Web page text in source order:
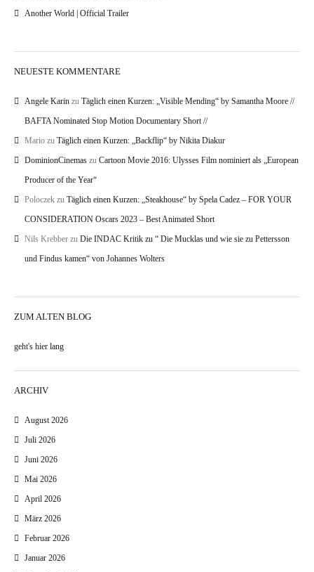
Another World | Official Trailer
NEUESTE KOMMENTARE
Angele Karin zu Täglich einen Kurzen: „Visible Mending“ by Samantha Moore //
BAFTA Nominated Stop Motion Documentary Short //
Mario zu Täglich einen Kurzen: „Backflip“ by Nikita Diakur
DominionCinemas zu Cartoon Movie 2016: Ulysses Film nominiert als „European
Producer of the Year“
Poloczek zu Täglich einen Kurzen: „Steakhouse“ by Spela Cadez – FOR YOUR
CONSIDERATION Oscars 2023 – Best Animated Short
Nils Krebber zu Die INDAC Kritik zu “ Die Mucklas und wie sie zu Pettersson
und Findus kamen“ von Johannes Wolters
ZUM ALTEN BLOG
geht's hier lang
ARCHIV
August 2026
Juli 2026
Juni 2026
Mai 2026
April 2026
März 2026
Februar 2026
Januar 2026